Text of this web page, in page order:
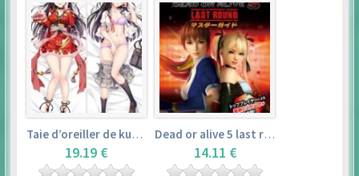
Taie d’oreiller de kurosawa dia (160x50cm) – love live! sunshine!!
19.19 €
Dead or alive 5 last round master guide
14.11 €